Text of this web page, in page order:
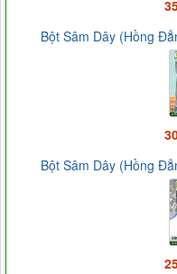
Bột Sâm Dây (Hồng
Bột Sâm Dây (Hồng